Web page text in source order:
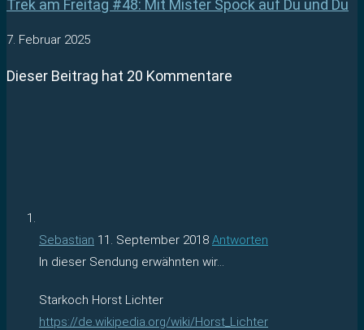
Trek am Freitag #48: Mit Mister Spock auf Du und Du
7. Februar 2025
Dieser Beitrag hat 20 Kommentare
Sebastian 11. September 2018 Antworten
In dieser Sendung erwähnten wir…
Starkoch Horst Lichter
https://de.wikipedia.org/wiki/Horst_Lichter